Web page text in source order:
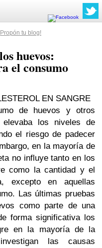
tu blog!
huevos:
el consumo
EN SANGRE
de huevos y otros
los niveles de
el riesgo de padecer
en la mayoría de
no influye tanto en los
como la cantidad y el
excepto en aquellas
Las últimas pruebas
como parte de una
forma significativa los
en la mayoría de la
las causas